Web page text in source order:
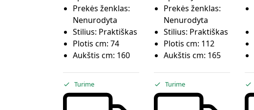
Prekės ženklas:
Nenurodyta
Stilius: Praktiškas
Plotis cm: 74
Aukštis cm: 160
Turime
Prekės ženklas:
Nenurodyta
Stilius: Praktiškas
Plotis cm: 112
Aukštis cm: 165
Turime